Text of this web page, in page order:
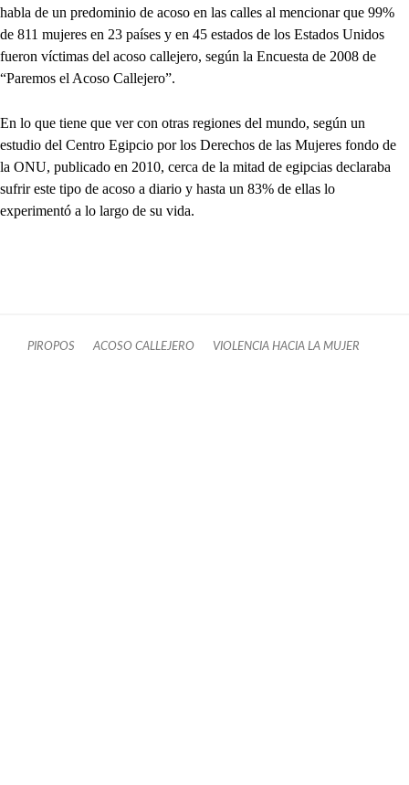
habla de un predominio de acoso en las calles al mencionar que 99%
de 811 mujeres en 23 países y en 45 estados de los Estados Unidos
fueron víctimas del acoso callejero, según la Encuesta de 2008 de
“Paremos el Acoso Callejero”.
En lo que tiene que ver con otras regiones del mundo, según un
estudio del Centro Egipcio por los Derechos de las Mujeres fondo de
la ONU, publicado en 2010, cerca de la mitad de egipcias declaraba
sufrir este tipo de acoso a diario y hasta un 83% de ellas lo
experimentó a lo largo de su vida.
PIROPOS ACOSO CALLEJERO VIOLENCIA HACIA LA MUJER